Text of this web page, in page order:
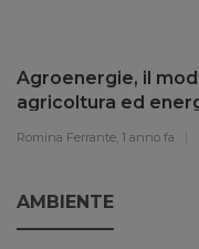
Agroenergie, il
agricoltura ed
Romina Ferrante, 1 anno fa
AMBIENTE